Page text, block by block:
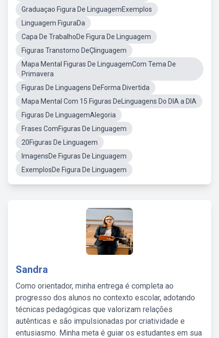
Graduaçao Figura De LinguagemExemplos
Linguagem FiguraDa
Capa De TrabalhoDe Figura De Linguagem
Figuras Transtorno DeÇlinguagem
Mapa Mental Figuras De LinguagemCom Tema De
Primavera
Figuras De Linguagens DeForma Divertida
Mapa Mental Com 15 Figuras DeLinguagens Do DIA a DIA
Figuras De LinguagemAlegoria
Frases ComFiguras De Linguagem
20Figuras De Linguagem
ImagensDe Figuras De Linguagem
ExemplosDe Figura De Linguagem
Sandra
Como orientador, minha entrega é completa ao
progresso dos alunos no contexto escolar, adotando
técnicas pedagógicas que valorizam relações
autênticas e são impulsionadas por criatividade e
entusiasmo. Minha meta é guiar os estudantes em sua